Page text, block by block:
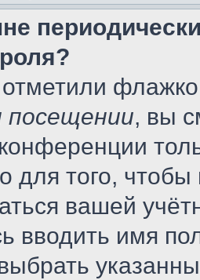
посещении, вы
для того, чтобы
вашей
вводить имя